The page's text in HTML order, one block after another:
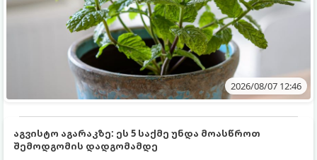
2026/08/07 12:46
აგვისტო აგარაკზე: ეს 5 საქმე უნდა მოასწროთ
შემოდგომის დადგომამდე